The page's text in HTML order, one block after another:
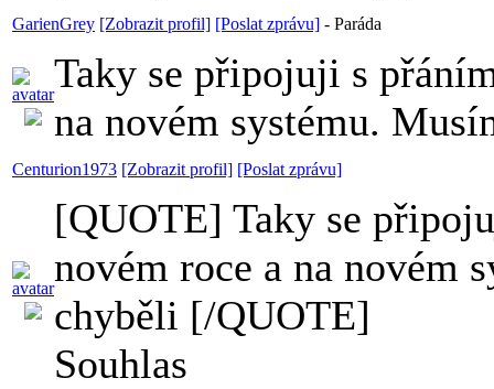
GarienGrey [Zobrazit profil] [Poslat zprávu] - Paráda
Taky se připojuji s
na novém systému.
Centurion1973 [Zobrazit profil] [Poslat zprávu]
[QUOTE] Taky se
novém roce a na novém
chyběli [/QUOTE]
Souhlas